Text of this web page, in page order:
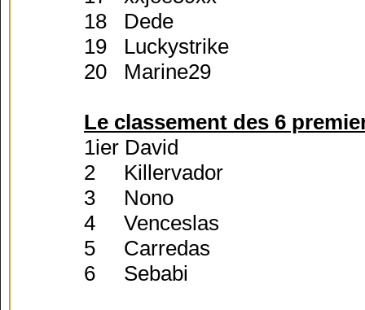
18 Dede
19 Luckystrike
20 Marine29
Le classement des 6
1ier David
2 Killervador
3 Nono
4 Venceslas
5 Carredas
6 Sebabi